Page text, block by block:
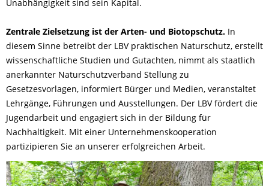
Unabhängigkeit sind sein Kapital.
Zentrale Zielsetzung ist der Arten- und Biotopschutz. In
diesem Sinne betreibt der LBV praktischen Naturschutz, erstellt
wissenschaftliche Studien und Gutachten, nimmt als staatlich
anerkannter Naturschutzverband Stellung zu
Gesetzesvorlagen, informiert Bürger und Medien, veranstaltet
Lehrgänge, Führungen und Ausstellungen. Der LBV fördert die
Jugendarbeit und engagiert sich in der Bildung für
Nachhaltigkeit. Mit einer Unternehmenskooperation
partizipieren Sie an unserer erfolgreichen Arbeit.